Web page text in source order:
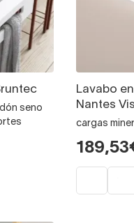
seno
Lavabo
Nantes
cargas